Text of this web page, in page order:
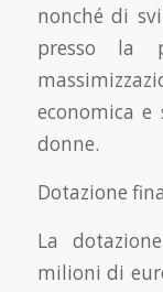
nonché di
presso la
economica e
donne.
Dotazione
La
milioni di